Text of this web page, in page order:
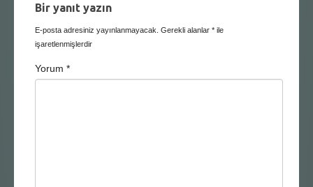
Bir yanıt yazın
E-posta adresiniz yayınlanmayacak. Gerekli alanlar * ile
işaretlenmişlerdir
Yorum *